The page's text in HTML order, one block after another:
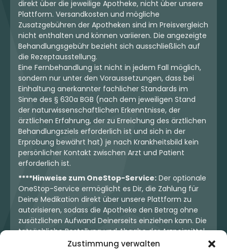
Zustimmung verwalten
direkt über die jeweilige Apotheke, nicht über unsere
Plattform. Versandkosten und mögliche
Zusatzgebühren der Apotheken sind im Preisvergleich
nicht enthalten und können variieren. Die angezeigte
Behandlungsgebühr bezieht sich ausschließlich auf
die Rezeptausstellung.
Eine Fernbehandlung ist nicht in jedem Fall möglich,
sondern nur unter den Voraussetzungen, dass bei
Einhaltung anerkannter fachlicher Standards im
Sinne des § 630a BGB (nach dem jeweiligen Stand
der naturwissenschaftlichen Erkenntnisse, der
ärztlichen Erfahrung, der zu Erreichung des ärztlichen
Behandlungsziels erforderlich ist und sich in der
Erprobung bewährt hat) je nach Krankheitsbild kein
persönlicher Kontakt zwischen Arzt und Patient
erforderlich ist.
****Hinweise zum OneStop-Service: Der optionale
OneStop-Service ermöglicht es Dir, die Zahlung für
Deine Medikation direkt über unsere Plattform zu
autorisieren, sodass die Apotheke den Betrag ohne
zusätzlichen Aufwand Deinerseits einziehen kann. Die
tatsächliche Bestellung und Abgabe der Arzneimittel
erfolgt jedoch ausschließlich über die jeweilige